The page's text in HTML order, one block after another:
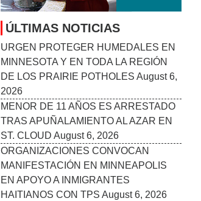
ÚLTIMAS NOTICIAS
URGEN PROTEGER HUMEDALES EN
MINNESOTA Y EN TODA LA REGIÓN
DE LOS PRAIRIE POTHOLES August 6,
2026
MENOR DE 11 AÑOS ES ARRESTADO
TRAS APUÑALAMIENTO AL AZAR EN
ST. CLOUD August 6, 2026
ORGANIZACIONES CONVOCAN
MANIFESTACIÓN EN MINNEAPOLIS
EN APOYO A INMIGRANTES
HAITIANOS CON TPS August 6, 2026